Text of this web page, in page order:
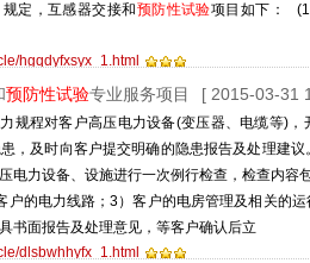
定，互感器交接和预防性试验项目如下：
hgqdyfxsyx_1.html
预防性试验专业服务项目 [ 2015-03-31
规程对客户高压电力设备(变压器、电缆等)，
，及时向客户提交明确的隐患报告及处理建
电力设备、设施进行一次例行检查，检查内容
户的电力线路；3）客户的电房管理及相关的
书面报告及处理意见，等客户确认后立
dlsbwhhyfx_1.html